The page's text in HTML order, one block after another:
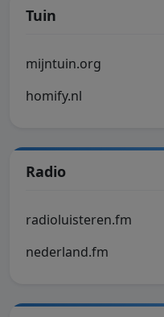
Tuin
mijntuin.org
homify.nl
Radio
radioluisteren.fm
nederland.fm